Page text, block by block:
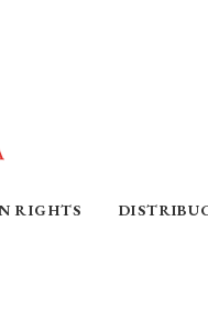
RIGHTS